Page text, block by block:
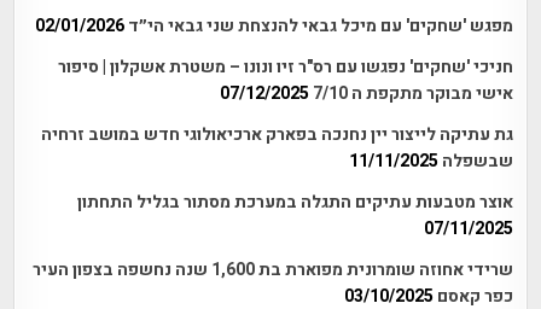
מפגש 'שחקים' עם מיכל גבאי להנצחת שני גבאי הי״ד 02/01/2026
חניכי 'שחקים' נפגשו עם רס"ר זיו ונונו – משטרת אשקלון | סיפור
אישי מבוקר מתקפת ה 7/10
07/12/2025
גת עתיקה לייצור יין נחנכה בפארק ארכיאולוגי חדש במושב זרחיה
שבשפלה 11/11/2025
אוצר מטבעות עתיקים התגלה במערכת מסתור בגליל התחתון
07/11/2025
שרידי אחוזה שומרונית מפוארת בת 1,600 שנה נחשפה בצפון העיר
כפר קאסם 03/10/2025